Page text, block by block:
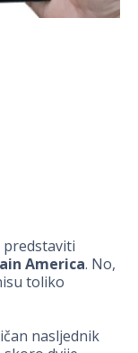
predstaviti
America. No,
toliko
nasljednik